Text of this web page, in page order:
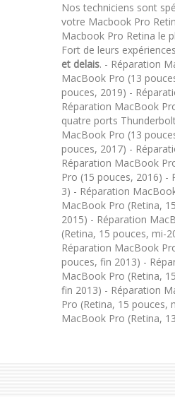
Nos techniciens sont
votre Macbook Pro
Macbook Pro Retina le
Fort de leurs
et delais. - Réparation
MacBook Pro (13
pouces, 2019) -
Réparation MacBook
quatre ports
MacBook Pro (13
pouces, 2017) -
Réparation MacBook
Pro (15 pouces, 2016)
3) - Réparation
MacBook Pro (Retina,
2015) - Réparation
(Retina, 15 pouces, mi-
Réparation MacBook
pouces, fin 2013) -
MacBook Pro (Retina,
fin 2013) - Réparation
Pro (Retina, 15 pouces,
MacBook Pro (Retina,